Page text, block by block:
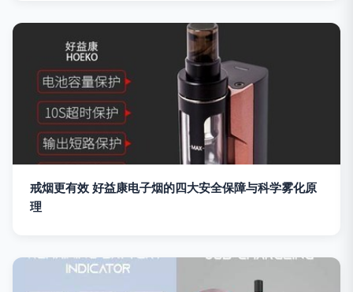
戒烟更有效 好益康电子烟的四大安全保障与科学雾化原
理